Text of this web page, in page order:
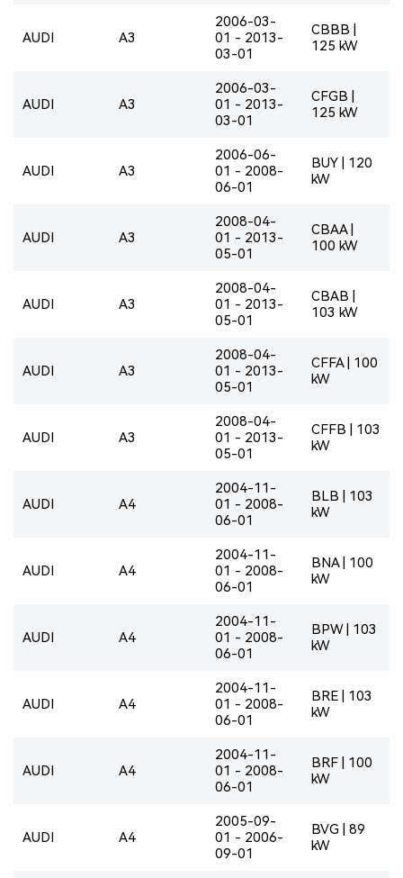
AUDI A3
2006-03-
01 - 2013-
03-01
CBBB |
125 kW
AUDI A3
2006-03-
01 - 2013-
03-01
CFGB |
125 kW
AUDI A3
2006-06-
01 - 2008-
06-01
BUY | 120
kW
AUDI A3
2008-04-
01 - 2013-
05-01
CBAA |
100 kW
AUDI A3
2008-04-
01 - 2013-
05-01
CBAB |
103 kW
AUDI A3
2008-04-
01 - 2013-
05-01
CFFA | 100
kW
AUDI A3
2008-04-
01 - 2013-
05-01
CFFB | 103
kW
AUDI A4
2004-11-
01 - 2008-
06-01
BLB | 103
kW
AUDI A4
2004-11-
01 - 2008-
06-01
BNA | 100
kW
AUDI A4
2004-11-
01 - 2008-
06-01
BPW | 103
kW
AUDI A4
2004-11-
01 - 2008-
06-01
BRE | 103
kW
AUDI A4
2004-11-
01 - 2008-
06-01
BRF | 100
kW
AUDI A4
2005-09-
01 - 2006-
09-01
BVG | 89
kW